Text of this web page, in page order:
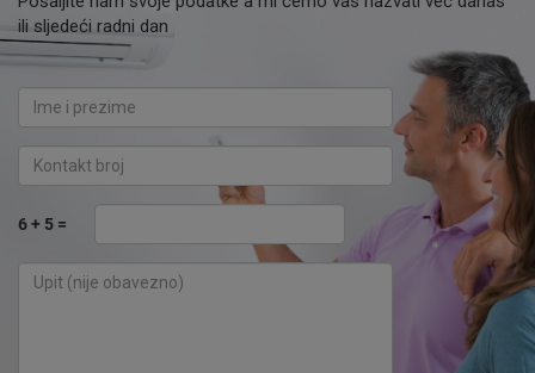
dostavom na području cijele Hrvatske
ili sljedeći radni dan
6 + 5 =